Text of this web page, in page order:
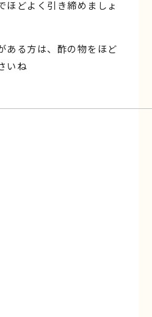
どよく引き締めましょ
ある方は、酢の物をほど
いね